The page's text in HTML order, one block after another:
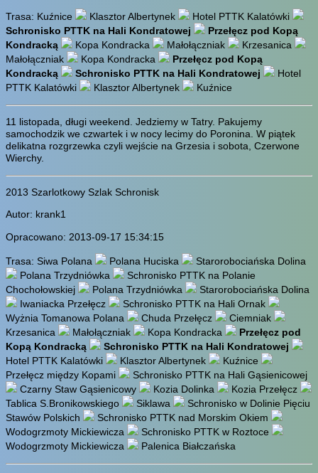
Trasa: Kuźnice Klasztor Albertynek
Hotel PTTK Kalatówki
Schronisko PTTK na Hali Kondratowej
Przełęcz pod Kopą
Kondracką
Kopa Kondracka Małołączniak
Krzesanica
Małołączniak
Kopa Kondracka
Przełęcz pod Kopą
Kondracką
Schronisko PTTK na Hali Kondratowej
Hotel
PTTK Kalatówki
Klasztor Albertynek Kuźnice
11 listopada, długi weekend. Jedziemy w Tatry. Pakujemy
samochodzik we czwartek i w nocy lecimy do Poronina. W piątek
delikatna rozgrzewka czyli wejście na Grzesia i sobota, Czerwone
Wierchy.
2013 Szarlotkowy Szlak Schronisk
Autor: krank1
Opracowano: 2013-09-17 15:34:15
Trasa: Siwa Polana Polana Huciska
Starorobociańska Dolina
Polana Trzydniówka
Schronisko PTTK na Polanie
Chochołowskiej
Polana Trzydniówka
Starorobociańska Dolina
Iwaniacka Przełęcz
Schronisko PTTK na Hali Ornak
Wyżnia Tomanowa Polana
Chuda Przełęcz
Ciemniak
Krzesanica
Małołączniak Kopa Kondracka
Przełęcz pod
Kopą Kondracką
Schronisko PTTK na Hali Kondratowej
Hotel PTTK Kalatówki
Klasztor Albertynek
Kuźnice
Przełęcz między Kopami
Schronisko PTTK na Hali Gąsienicowej
Czarny Staw Gąsienicowy
Kozia Dolinka
Kozia Przełęcz
Tablica S.Bronikowskiego
Siklawa
Schronisko w Dolinie Pięciu
Stawów Polskich
Schronisko PTTK nad Morskim Okiem
Wodogrzmoty Mickiewicza
Schronisko PTTK w Roztoce
Wodogrzmoty Mickiewicza
Palenica Białczańska